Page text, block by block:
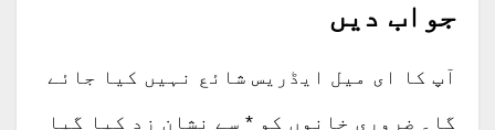
جواب دیں
آپ کا ای میل ایڈریس شائع نہیں کیا جائے
گا۔ ضروری خانوں کو* سے نشان زد کیا گیا